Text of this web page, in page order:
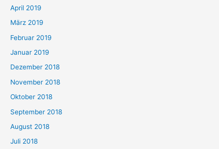
April 2019
März 2019
Februar 2019
Januar 2019
Dezember 2018
November 2018
Oktober 2018
September 2018
August 2018
Juli 2018